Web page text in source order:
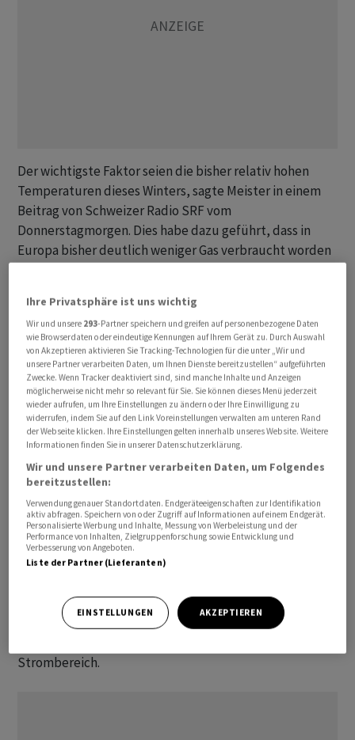
Der wichtigste Faktor seien die bisher relativ hohen
Temperaturen dieses Winters, sagte Meister in einem
Beitrag von Schweizer Radio SRF vom
Donnerstagmorgen. Dies habe dazu geführt, dass in
Europa bisher deutlich weniger Gas verbraucht worden
Auch sei wieder mehr Atomstrom aus Frankreich
vorhanden. Die Aussichten seien zudem gut, dass in den
kommenden Wochen noch mehr Atomstrom aus
Frankreich in die Schweiz fliessen könne.
Ein weiterer Pluspunkt ist laut Meister der "deutlich
überdurchschnittliche" Füllstand der Schweizer
Stauseen. Er betrage etwa 75 Prozent. Normal seien um
diese Jahreszeit 55 bis 60 Prozent.
Lage für BFE weiterhin "angespannt"
Die Elcom ist eine unabhängige staatliche
überwacht die Einhaltung des Stromversorgungs- und
Energiegesetzes und beaufsichtigt die Strompreise.
Strombereich.
Ihre Privatsphäre ist uns wichtig
Wir und unsere 293-Partner speichern und greifen auf personenbezogene Daten
wie Browserdaten oder eindeutige Kennungen auf Ihrem Gerät zu. Durch Auswahl
von Akzeptieren aktivieren Sie Tracking-Technologien für die unter „Wir und
unsere Partner verarbeiten Daten, um Ihnen Dienste bereitzustellen“ aufgeführten
Zwecke. Wenn Tracker deaktiviert sind, sind manche Inhalte und Anzeigen
möglicherweise nicht mehr so relevant für Sie. Sie können dieses Menü jederzeit
wieder aufrufen, um Ihre Einstellungen zu ändern oder Ihre Einwilligung zu
widerrufen, indem Sie auf den Link Voreinstellungen verwalten am unteren Rand
der Webseite klicken. Ihre Einstellungen gelten innerhalb unseres Website. Weitere
Informationen finden Sie in unserer Datenschutzerklärung.
Wir und unsere Partner verarbeiten Daten, um Folgendes
bereitzustellen:
Verwendung genauer Standortdaten. Endgeräteeigenschaften zur Identifikation
aktiv abfragen. Speichern von oder Zugriff auf Informationen auf einem Endgerät.
Personalisierte Werbung und Inhalte, Messung von Werbeleistung und der
Performance von Inhalten, Zielgruppenforschung sowie Entwicklung und
Verbesserung von Angeboten.
Liste der Partner (Lieferanten)
EINSTELLUNGEN AKZEPTIEREN